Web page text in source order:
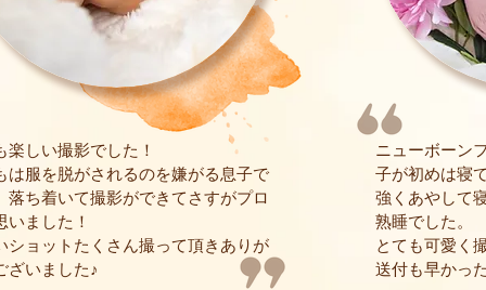
楽しい撮影でした！
は服を脱がされるのを嫌がる息子で
落ち着いて撮影ができてさすがプロ
いました！
ショットたくさん撮って頂きありが
ざいました♪
ニューボーン
子が初めは寝
強くあやして
熟睡でした。
とても可愛く
送付も早かっ